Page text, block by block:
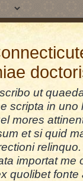
ut
scripta in
mores
et si quid
importat me
quolibet fonte